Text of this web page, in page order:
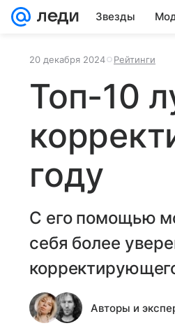
Звезды
20 декабря 2024 Рейтинги
Топ-10
году
С его помощью
себя более
Авторы и